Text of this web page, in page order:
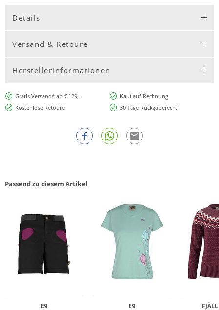
Details
Versand & Retoure
Herstellerinformationen
Gratis Versand* ab € 129,-
Kauf auf Rechnung
Kostenlose Retoure
30 Tage Rückgaberecht
Passend zu diesem Artikel